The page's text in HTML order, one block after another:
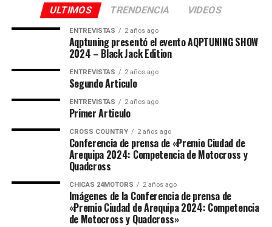
ULTIMOS TRENDENCIA VIDEOS
ENTREVISTAS 2 años ago
Aqptuning presentó el evento AQPTUNING SHOW
2024 – Black Jack Edition
ENTREVISTAS 2 años ago
Segundo Articulo
ENTREVISTAS 2 años ago
Primer Articulo
CROSS COUNTRY 2 años ago
Conferencia de prensa de «Premio Ciudad de
Arequipa 2024: Competencia de Motocross y
Quadcross
CHICAS 24MOTORS 2 años ago
Imágenes de la Conferencia de prensa de
«Premio Ciudad de Arequipa 2024: Competencia
de Motocross y Quadcross»